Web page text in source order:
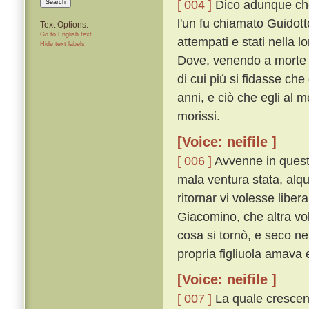
Search
Text Options:
Go to English text
Hide text labels
[ 004 ] Dico adunque
l'un fu chiamato
attempati e stati nella
Dove, venendo a
di cui piú si fidasse
anni, e ciò che egli al
morissi.
[Voice: neifile ]
[ 006 ] Avvenne in
mala ventura stata,
ritornar vi volesse
Giacomino, che altra
cosa si tornò, e seco
propria figliuola amava
[Voice: neifile ]
[ 007 ] La quale